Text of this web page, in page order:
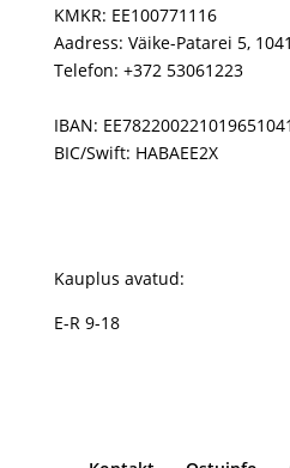
KMKR: EE100771116
Aadress: Väike-Patarei 5,
Telefon: +372 53061223
IBAN: EE782200221019651041
BIC/Swift: HABAEE2X
Kauplus avatud:
E-R 9-18